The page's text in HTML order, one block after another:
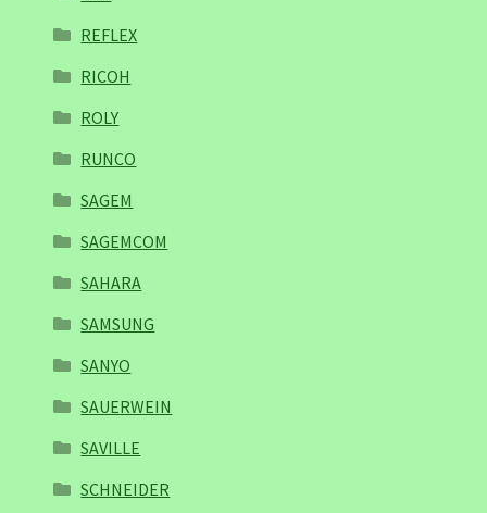
REFLEX
RICOH
ROLY
RUNCO
SAGEM
SAGEMCOM
SAHARA
SAMSUNG
SANYO
SAUERWEIN
SAVILLE
SCHNEIDER